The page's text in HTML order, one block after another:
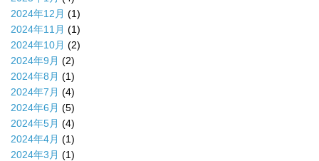
2024年12月 (1)
2024年11月 (1)
2024年10月 (2)
2024年9月 (2)
2024年8月 (1)
2024年7月 (4)
2024年6月 (5)
2024年5月 (4)
2024年4月 (1)
2024年3月 (1)